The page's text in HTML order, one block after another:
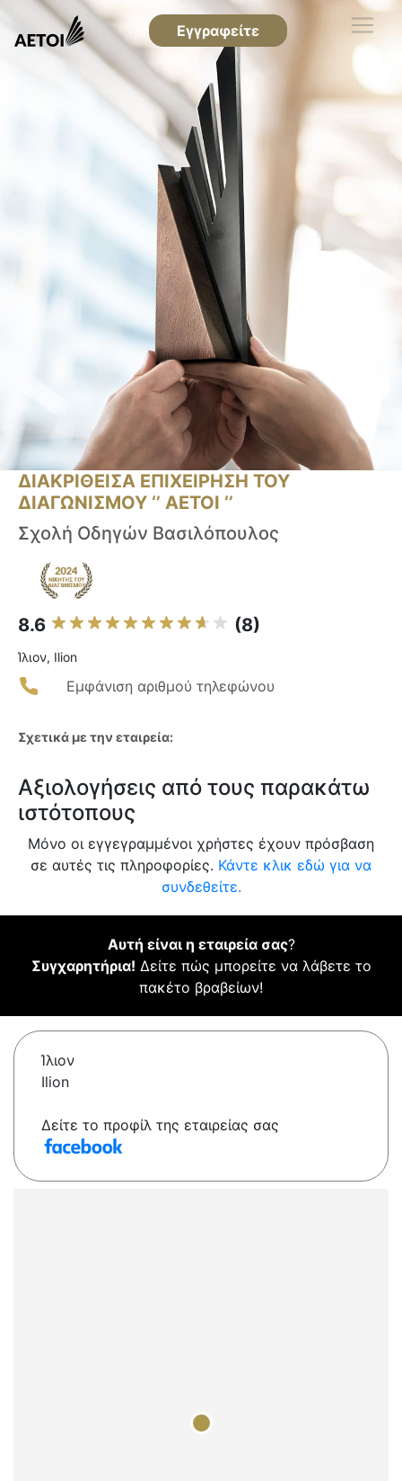
Εγγραφείτε
ΔΙΑΚΡΙΘΕΙΣΑ ΕΠΙΧΕΙΡΗΣΗ ΤΟΥ
ΔΙΑΓΩΝΙΣΜΟΥ ‘’ ΑΕΤΟΙ ‘’
Σχολή Οδηγών Βασιλόπουλος
8.6 (8)
Ίλιον, Ilion
Εμφάνιση αριθμού τηλεφώνου
Σχετικά με την εταιρεία:
Αξιολογήσεις από τους παρακάτω
ιστότοπους
Μόνο οι εγγεγραμμένοι χρήστες έχουν πρόσβαση
σε αυτές τις πληροφορίες. Κάντε κλικ εδώ για να
συνδεθείτε.
Αυτή είναι η εταιρεία σας?
Συγχαρητήρια! Δείτε πώς μπορείτε να λάβετε το
πακέτο βραβείων!
Ίλιον
Ilion
Δείτε το προφίλ της εταιρείας σας